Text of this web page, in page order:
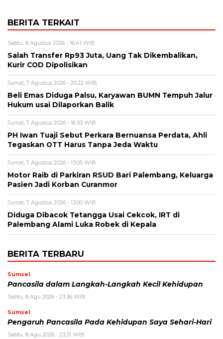
BERITA TERKAIT
Sabtu, 8 Agustus 2026 - 16:41 WIB
Salah Transfer Rp93 Juta, Uang Tak Dikembalikan,
Kurir COD Dipolisikan
Jumat, 7 Agustus 2026 - 20:22 WIB
Beli Emas Diduga Palsu, Karyawan BUMN Tempuh Jalur
Hukum usai Dilaporkan Balik
Jumat, 7 Agustus 2026 - 16:33 WIB
PH Iwan Tuaji Sebut Perkara Bernuansa Perdata, Ahli
Tegaskan OTT Harus Tanpa Jeda Waktu
Jumat, 7 Agustus 2026 - 13:05 WIB
Motor Raib di Parkiran RSUD Bari Palembang, Keluarga
Pasien Jadi Korban Curanmor
Jumat, 7 Agustus 2026 - 13:00 WIB
Diduga Dibacok Tetangga Usai Cekcok, IRT di
Palembang Alami Luka Robek di Kepala
BERITA TERBARU
Sumsel
Pancasila dalam Langkah-Langkah Kecil Kehidupan
Sabtu, 8 Agu 2026 - 23:36 WIB
Sumsel
Pengaruh Pancasila Pada Kehidupan Saya Sehari-Hari
Sabtu, 8 Agu 2026 - 23:31 WIB